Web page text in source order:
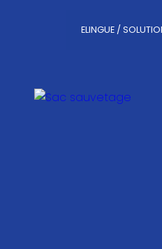
ELINGUE /